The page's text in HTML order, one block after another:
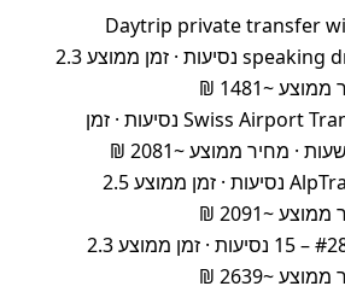
Daytrip private transfer
speaking driver – 138 נסיעות · זמן ממוצע 2.3
~1481 ₪
Swiss Airport Transfers – 21 נסיעות · זמן
AlpTransfer – 15 נסיעות · זמן ממוצע 2.5
~2091 ₪
מפעיל #28254 – 15 נסיעות · זמן ממוצע 2.3
~2639 ₪